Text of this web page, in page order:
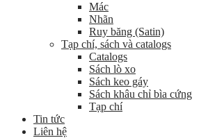
Mác
Nhãn
Ruy băng (Satin)
Tạp chí, sách và catalogs
Catalogs
Sách lò xo
Sách keo gáy
Sách khâu chỉ bìa cứng
Tạp chí
Tin tức
Liên hệ